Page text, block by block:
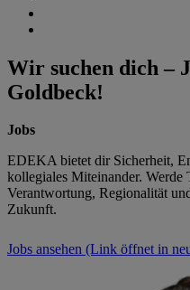
Wir suchen dich –
Goldbeck!
Jobs
EDEKA bietet dir Sicherheit,
kollegiales Miteinander. Werde
Verantwortung, Regionalität
Zukunft.
Jobs ansehen (Link öffnet in